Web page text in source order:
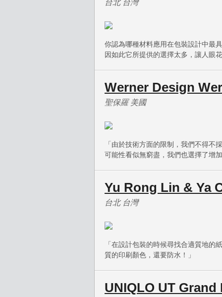
台北 台灣
你認為哪種材料應用在包裝設計中最
因如此它所提供的選擇太多，讓人眼
Werner Design
聖保羅 美國
「由於技術方面的限制，我們不得不
可能性看似無窮盡，我們也選擇了增
Yu Rong Lin & Ya
台北 台灣
「在設計包裝的時候尋找合適質地的
質的印刷顏色，還要防水！」
UNIQLO UT Grand